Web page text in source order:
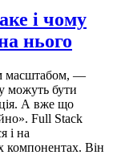
і чому
нього
масштабом, —
можуть бути
А вже що
Full Stack
і на
компонентах. Він